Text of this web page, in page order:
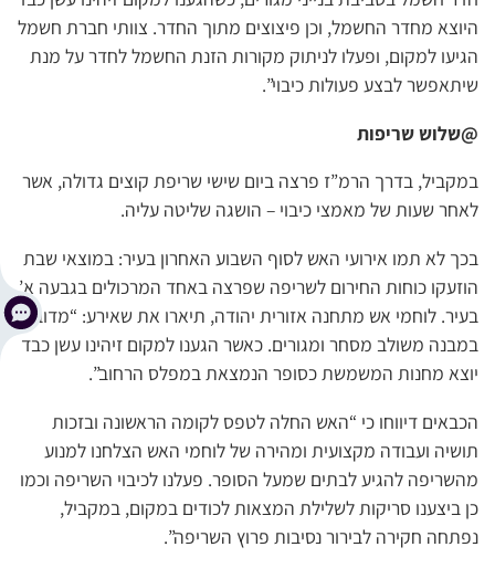
היוצא מחדר החשמל, וכן פיצוצים מתוך החדר. צוותי חברת חשמל
הגיעו למקום, ופעלו לניתוק מקורות הזנת החשמל לחדר על מנת
שיתאפשר לבצע פעולות כיבוי”.
@שלוש שריפות
במקביל, בדרך הרמ”ז פרצה ביום שישי שריפת קוצים גדולה, אשר
לאחר שעות של מאמצי כיבוי – הושגה שליטה עליה.
בכך לא תמו אירועי האש לסוף השבוע האחרון בעיר: במוצאי שבת
הוזעקו כוחות החירום לשריפה שפרצה באחד המרכולים בגבעה א’
בעיר. לוחמי אש מתחנה אזורית יהודה, תיארו את שאירע: “מדובר
במבנה משולב מסחר ומגורים. כאשר הגענו למקום זיהינו עשן כבד
יוצא מחנות המשמשת כסופר הנמצאת במפלס הרחוב”.
הכבאים דיווחו כי “האש החלה לטפס לקומה הראשונה ובזכות
תושיה ועבודה מקצועית ומהירה של לוחמי האש הצלחנו למנוע
מהשריפה להגיע לבתים שמעל הסופר. פעלנו לכיבוי השריפה וכמו
כן ביצענו סריקות לשלילת המצאות לכודים במקום, במקביל,
נפתחה חקירה לבירור נסיבות פרוץ השריפה”.